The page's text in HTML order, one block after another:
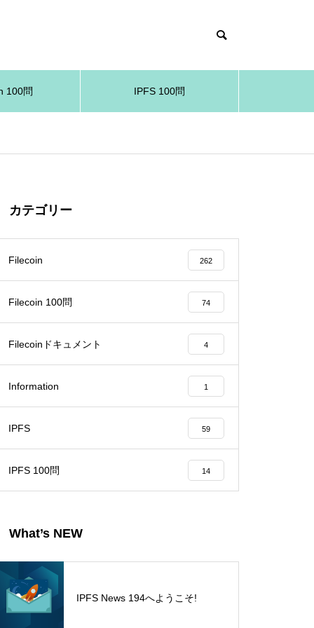
100問 IPFS 100問
カテゴリー
Filecoin 262
Filecoin 100問 74
Filecoinドキュメント 4
Information 1
IPFS 59
IPFS 100問 14
What’s NEW
IPFS News 194へようこそ!